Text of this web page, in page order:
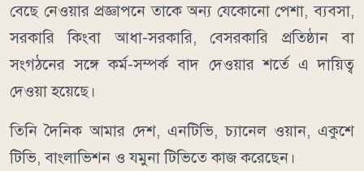
বেছে নেওয়ার প্রজ্ঞাপনে তাকে অন্য যেকোনো পেশা, ব্যবসা,
সরকারি কিংবা আধা-সরকারি, বেসরকারি প্রতিষ্ঠান বা
সংগঠনের সঙ্গে কর্ম-সম্পর্ক বাদ দেওয়ার শর্তে এ দায়িত্ব
দেওয়া হয়েছে।
তিনি দৈনিক আমার দেশ, এনটিভি, চ্যানেল ওয়ান, একুশে
টিভি, বাংলাভিশন ও যমুনা টিভিতে কাজ করেছেন।